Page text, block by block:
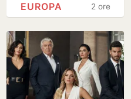
peggiore di
2 ore
EUROPA